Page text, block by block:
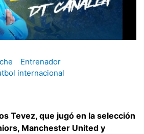
Entrenador
internacional
Tevez, que jugó en la selección
Manchester United y